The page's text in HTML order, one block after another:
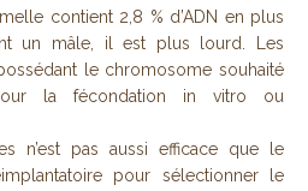
contient 2,8 % d’ADN en plus
un mâle, il est plus lourd. Les
le chromosome souhaité
la fécondation in vitro ou
n’est pas aussi efficace que le
pour sélectionner le